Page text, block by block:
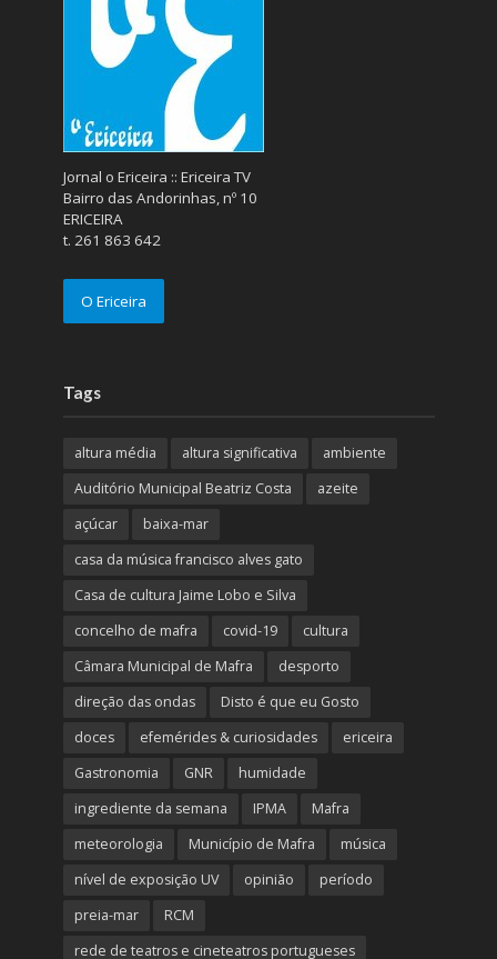
Jornal o Ericeira :: Ericeira TV
Bairro das Andorinhas, nº 10
ERICEIRA
t. 261 863 642
O Ericeira
Tags
altura média altura significativa
ambiente
Auditório Municipal Beatriz Costa
azeite
açúcar
baixa-mar
casa da música francisco alves gato
Casa de cultura Jaime Lobo e Silva
concelho de mafra
covid-19
cultura
Câmara Municipal de Mafra
desporto
direção das ondas
Disto é que eu Gosto
doces
efemérides & curiosidades
ericeira
Gastronomia
GNR
humidade
ingrediente da semana
IPMA
Mafra
meteorologia
Município de Mafra
música
nível de exposição UV
opinião
período
preia-mar
RCM
rede de teatros e cineteatros portugueses